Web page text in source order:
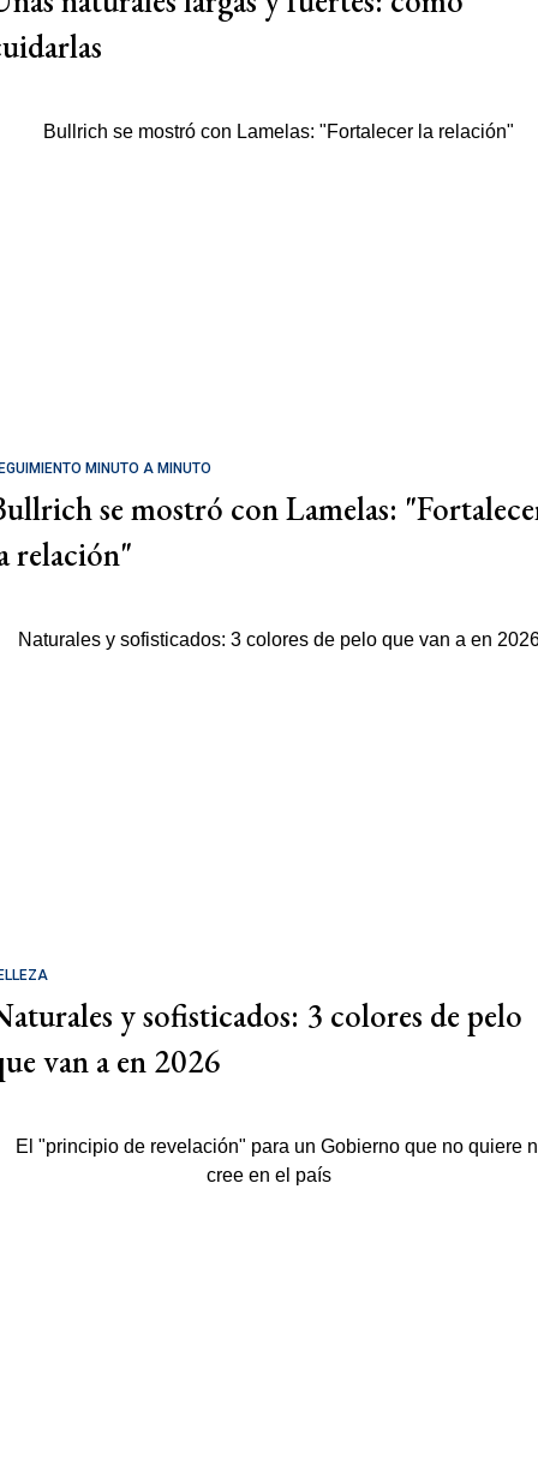
MINUTO A MINUTO
se mostró con Lamelas:
relación"
y sofisticados: 3 colores de pelo
van a en 2026